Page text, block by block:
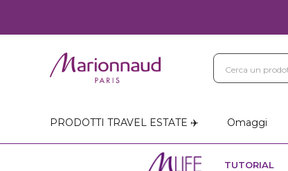
PRODOTTI TRAVEL ESTATE ✈️ Omaggi
TUTORIAL